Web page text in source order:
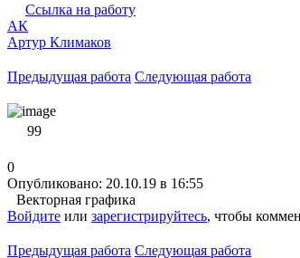
Ссылка на работу
АК
Артур Климаков
Предыдущая работа Следующая работа
99
0
Опубликовано: 20.10.19 в 16:55
Векторная графика
Войдите или зарегистрируйтесь, чтобы
Предыдущая работа Следующая работа